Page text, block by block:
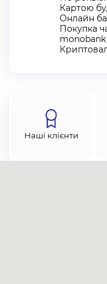
Картою
Онлайн
Покупка
monobank
Наші клієнти